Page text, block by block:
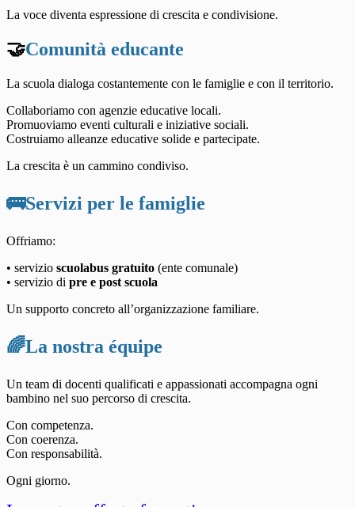
La voce diventa espressione di crescita e condivisione.
🤝Comunità educante
La scuola dialoga costantemente con le famiglie e con il territorio.
Collaboriamo con agenzie educative locali.
Promuoviamo eventi culturali e iniziative sociali.
Costruiamo alleanze educative solide e partecipate.
La crescita è un cammino condiviso.
🚌Servizi per le famiglie
Offriamo:
• servizio scuolabus gratuito (ente comunale)
• servizio di pre e post scuola
Un supporto concreto all’organizzazione familiare.
🌈La nostra équipe
Un team di docenti qualificati e appassionati accompagna ogni
bambino nel suo percorso di crescita.
Con competenza.
Con coerenza.
Con responsabilità.
Ogni giorno.